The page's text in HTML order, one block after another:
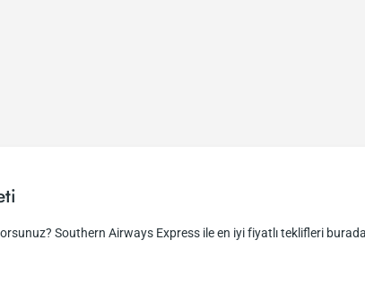
Southern Airways Express ile en iyi fiyatlı teklifleri